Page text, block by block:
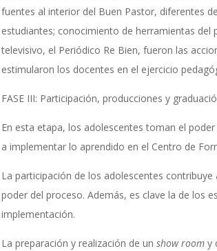
fuentes al interior del Buen Pastor, diferentes
estudiantes; conocimiento de herramientas del
televisivo, el Periódico Re Bien, fueron las
estimularon los docentes en el ejercicio
FASE III: Participación, producciones y
En esta etapa, los adolescentes toman el
a implementar lo aprendido en el Centro de
La participación de los adolescentes
poder del proceso. Además, es clave la de los
implementación.
La preparación y realización de un show roomy